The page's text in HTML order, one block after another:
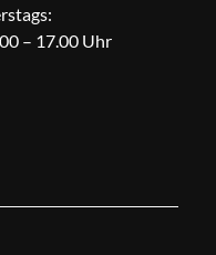
– 17.00 Uhr